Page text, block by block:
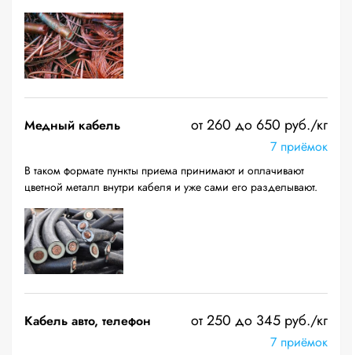
Медный кабель от 260 до 650 руб./кг
7 приёмок
В таком формате пункты приема принимают и оплачивают
цветной металл внутри кабеля и уже сами его разделывают.
Кабель авто, телефон от 250 до 345 руб./кг
7 приёмок